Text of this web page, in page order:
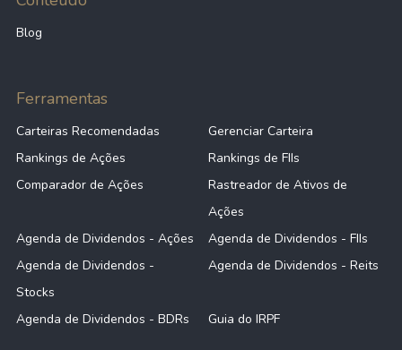
Blog
Ferramentas
Carteiras Recomendadas
Gerenciar Carteira
Rankings de Ações
Rankings de FIIs
Comparador de Ações
Rastreador de Ativos de
Ações
Agenda de Dividendos - Ações
Agenda de Dividendos - FIIs
Agenda de Dividendos -
Stocks
Agenda de Dividendos - Reits
Agenda de Dividendos - BDRs Guia do IRPF